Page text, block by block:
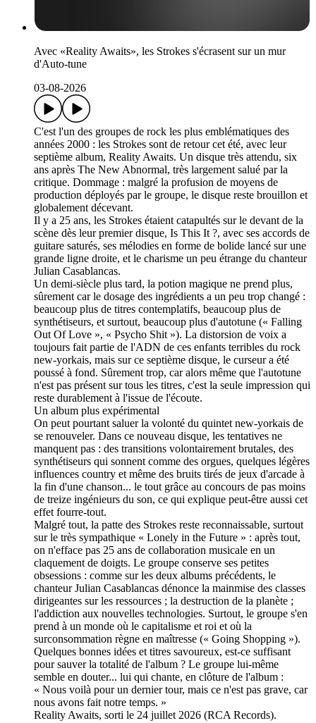
Avec «Reality Awaits», les Strokes s'écrasent sur un mur
d'Auto-tune
03-08-2026
C'est l'un des groupes de rock les plus emblématiques des
années 2000 : les Strokes sont de retour cet été, avec leur
septième album, Reality Awaits. Un disque très attendu, six
ans après The New Abnormal, très largement salué par la
critique. Dommage : malgré la profusion de moyens de
production déployés par le groupe, le disque reste brouillon et
globalement décevant.
Il y a 25 ans, les Strokes étaient catapultés sur le devant de la
scène dès leur premier disque, Is This It ?, avec ses accords de
guitare saturés, ses mélodies en forme de bolide lancé sur une
grande ligne droite, et le charisme un peu étrange du chanteur
Julian Casablancas.
Un demi-siècle plus tard, la potion magique ne prend plus,
sûrement car le dosage des ingrédients a un peu trop changé :
beaucoup plus de titres contemplatifs, beaucoup plus de
synthétiseurs, et surtout, beaucoup plus d'autotune (« Falling
Out Of Love », « Psycho Shit »). La distorsion de voix a
toujours fait partie de l'ADN de ces enfants terribles du rock
new-yorkais, mais sur ce septième disque, le curseur a été
poussé à fond. Sûrement trop, car alors même que l'autotune
n'est pas présent sur tous les titres, c'est la seule impression qui
reste durablement à l'issue de l'écoute.
Un album plus expérimental
On peut pourtant saluer la volonté du quintet new-yorkais de
se renouveler. Dans ce nouveau disque, les tentatives ne
manquent pas : des transitions volontairement brutales, des
synthétiseurs qui sonnent comme des orgues, quelques légères
influences country et même des bruits tirés de jeux d'arcade à
la fin d'une chanson... le tout grâce au concours de pas moins
de treize ingénieurs du son, ce qui explique peut-être aussi cet
effet fourre-tout.
Malgré tout, la patte des Strokes reste reconnaissable, surtout
sur le très sympathique « Lonely in the Future » : après tout,
on n'efface pas 25 ans de collaboration musicale en un
claquement de doigts. Le groupe conserve ses petites
obsessions : comme sur les deux albums précédents, le
chanteur Julian Casablancas dénonce la mainmise des classes
dirigeantes sur les ressources ; la destruction de la planète ;
l'addiction aux nouvelles technologies. Surtout, le groupe s'en
prend à un monde où le capitalisme et roi et où la
surconsommation règne en maîtresse (« Going Shopping »).
Quelques bonnes idées et titres savoureux, est-ce suffisant
pour sauver la totalité de l'album ? Le groupe lui-même
semble en douter... lui qui chante, en clôture de l'album :
« Nous voilà pour un dernier tour, mais ce n'est pas grave, car
nous avons fait notre temps. »
Reality Awaits, sorti le 24 juillet 2026 (RCA Records).